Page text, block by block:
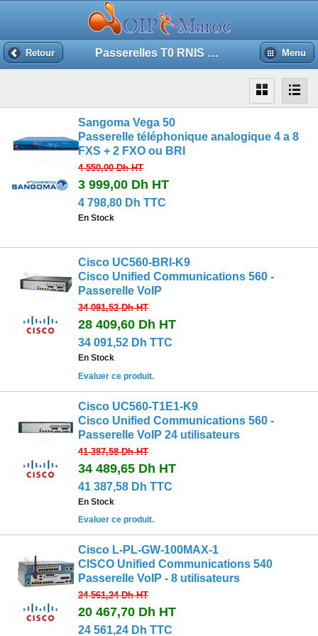
Retour Passerelles T0 RNIS BRI Menu
Sangoma Vega 50
Passerelle téléphonique analogique 4 a 8
FXS + 2 FXO ou BRI
4 550,00 DhHT
3 999,00 Dh HT
4 798,80 Dh TTC
En Stock
Cisco UC560-BRI-K9
Cisco Unified Communications 560 -
Passerelle VoIP
34 091,52 DhHT
28 409,60 Dh HT
34 091,52 Dh TTC
En Stock
Evaluer ce produit.
Cisco UC560-T1E1-K9
Cisco Unified Communications 560 -
Passerelle VoIP 24 utilisateurs
41 387,58 DhHT
34 489,65 Dh HT
41 387,58 Dh TTC
En Stock
Evaluer ce produit.
Cisco L-PL-GW-100MAX-1
CISCO Unified Communications 540
Passerelle VoIP - 8 utilisateurs
24 561,24 DhHT
20 467,70 Dh HT
24 561,24 Dh TTC